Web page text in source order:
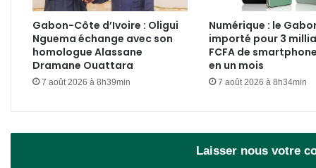
Gabon-Côte d’Ivoire : Oligui
Nguema échange avec son
homologue Alassane
Dramane Ouattara
7 août 2026 à 8h39min
Numérique : le
importé pour 3
FCFA de
en un mois
7 août 2026 à 8h34min
Laisser nous votre